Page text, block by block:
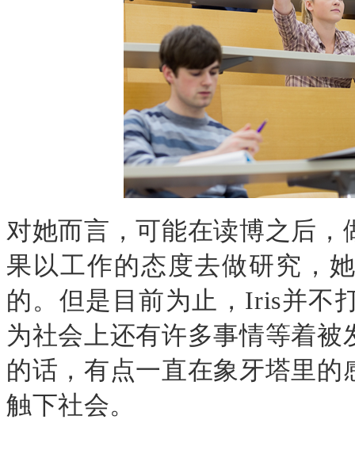
对她而言，可能在读博之后
果以工作的态度去做研究，
的。但是目前为止， Iris并不
为社会上还有许多事情等着
的话，有点一直在象牙塔里
触下社会。